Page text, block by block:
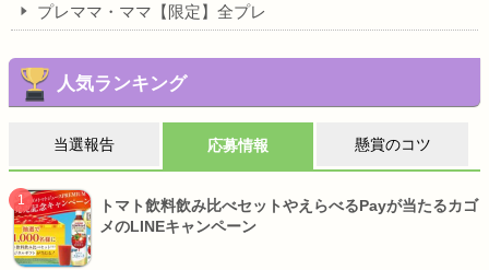
プレママ・ママ【限定】全プレ
人気ランキング
当選報告 応募情報 懸賞のコツ
トマト飲料飲み比べセットやえらべるPayが当たるカゴ
メのLINEキャンペーン